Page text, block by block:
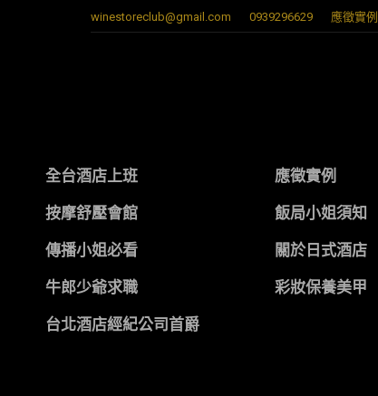
winestoreclub@gmail.com 0939296629 應徵實例
全台酒店上班 應徵實例
按摩舒壓會館 飯局小姐須知
傳播小姐必看 關於日式酒店
牛郎少爺求職 彩妝保養美甲
台北酒店經紀公司首爵